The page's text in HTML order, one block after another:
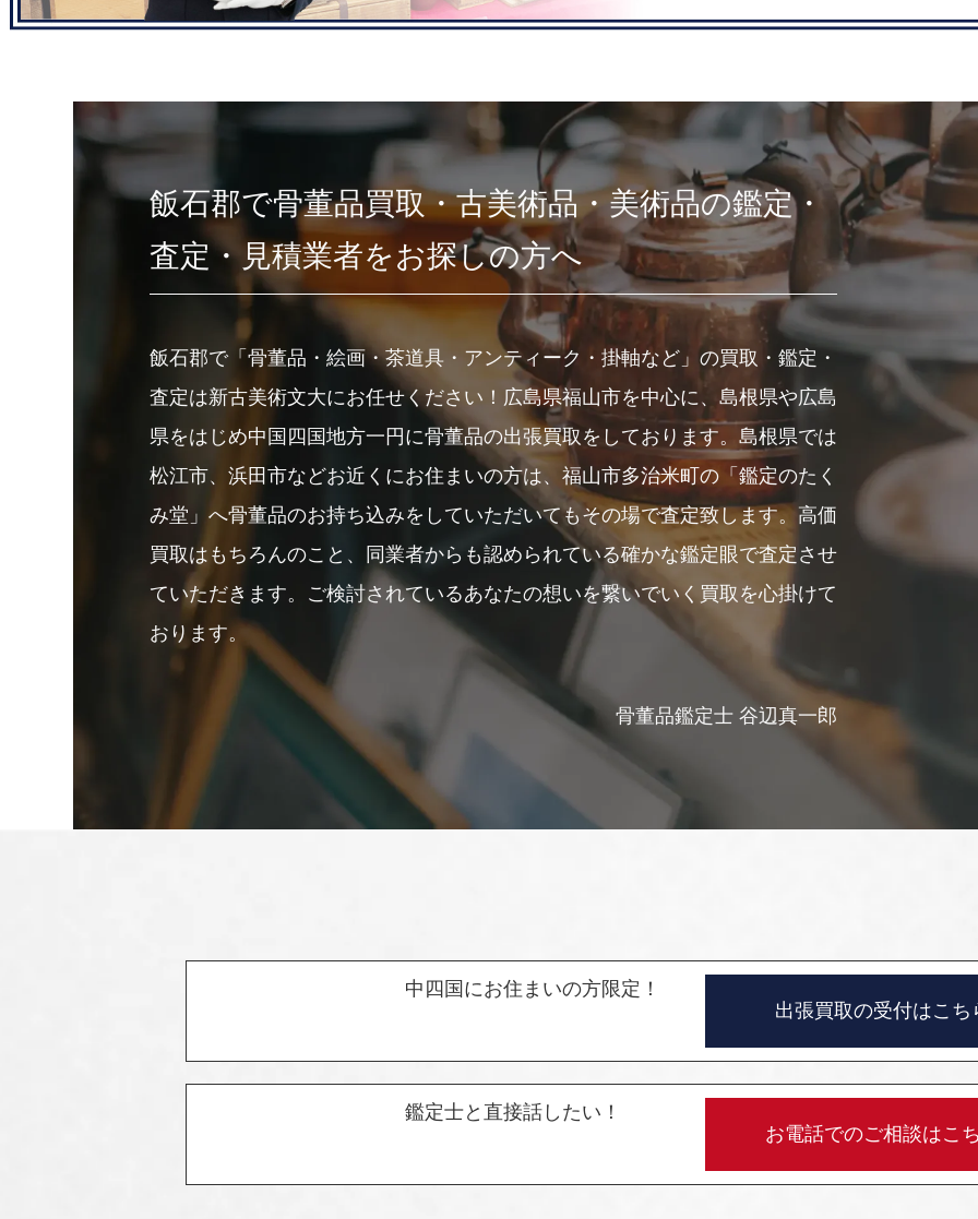
飯石郡で骨董品買取・古美術品・美術品の鑑定・
査定・見積業者をお探しの方へ
飯石郡で「骨董品・絵画・茶道具・アンティーク・掛軸など」の買取・鑑定・
査定は新古美術文大にお任せください！広島県福山市を中心に、島根県や広島
県をはじめ中国四国地方一円に骨董品の出張買取をしております。島根県では
松江市、浜田市などお近くにお住まいの方は、福山市多治米町の「鑑定のたく
み堂」へ骨董品のお持ち込みをしていただいてもその場で査定致します。高価
買取はもちろんのこと、同業者からも認められている確かな鑑定眼で査定させ
ていただきます。ご検討されているあなたの想いを繋いでいく買取を心掛けて
おります。
骨董品鑑定士 谷辺真一郎
中四国にお住まいの方限定！
出張買取の受付はこち
鑑定士と直接話したい！
お電話でのご相談はこ